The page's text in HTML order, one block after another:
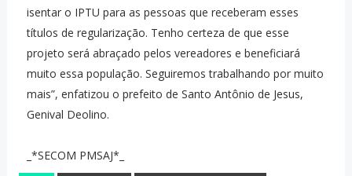
isentar o IPTU para as pessoas que receberam esses
títulos de regularização. Tenho certeza de que esse
projeto será abraçado pelos vereadores e beneficiará
muito essa população. Seguiremos trabalhando por muito
mais”, enfatizou o prefeito de Santo Antônio de Jesus,
Genival Deolino.
_*SECOM PMSAJ*_